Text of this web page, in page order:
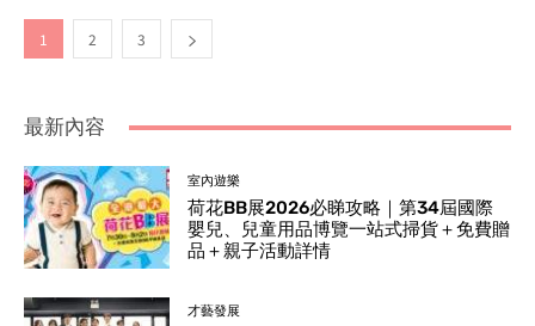
1 2 3
最新內容
室內遊樂
荷花BB展2026必睇攻略｜第34屆國際
嬰兒、兒童用品博覽一站式掃貨＋免費贈
品＋親子活動詳情
才藝發展